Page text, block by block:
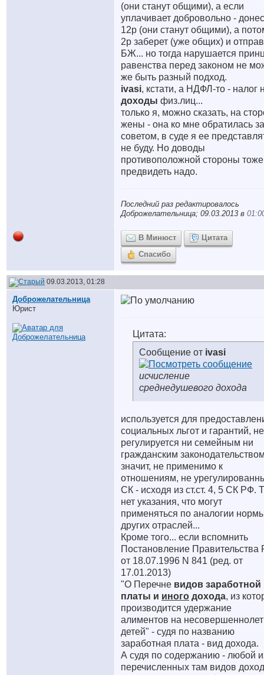
(они станут общими), а если
уплачивает добровольно -
12р (они станут общими), а
2р заберет (уже общих) и
БЖ... но тогда нарушается
равенства перед законом не
же быть разный подход.
ivasi, кстати, а НДФЛ-то - налог
доходы физ.лиц...
только я, можно сказать, на
жены - она ко мне обратилась за
советом, в суде я ее
не буду. Но доводы
противоположной стороны тоже
предвидеть надо.
Последний раз редактировалось
Доброжелательница; 09.03.2013 в
В Минюст
Цитата
Спасибо
09.03.2013, 01:28
Доброжелательница
Юрист
Цитата:
Сообщение от ivasi
исчисление
среднедушевого дохода
используется для
социальных льгот и гарантий, не
регулируется ни семейным ни
гражданским
значит, не применимо к
отношениям, не
СК - исходя из ст.ст. 4, 5 СК РФ.
нет указания, что могут
применяться по аналогии
других отраслей...
Кроме того... если вспомнить
Постановление Правительства
от 18.07.1996 N 841 (ред. от
17.01.2013)
"О Перечне видов заработной
платы и иного дохода, из
производится удержание
алиментов на
детей" - судя по названию
заработная плата - вид дохода.
А судя по содержанию - любой
перечисленных там видов